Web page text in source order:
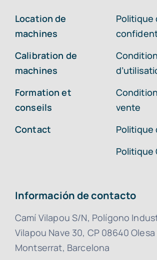
Location de
machines
Calibration de
machines
Formation et
conseils
Contact
Politique
vente
Politique
Politique
Información de contacto
Camí Vilapou S/N, Polígono
Vilapou Nave 30, CP 08640 Olesa
Montserrat, Barcelona